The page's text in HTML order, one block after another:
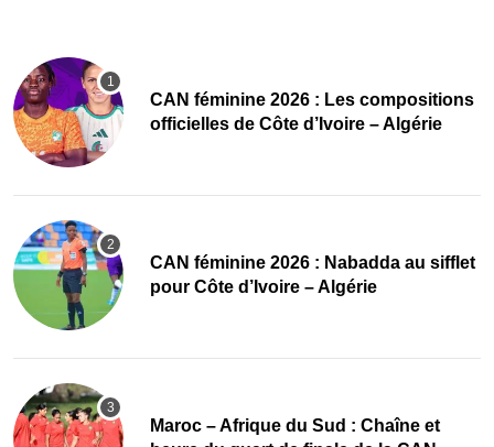
‎CAN féminine 2026 : Les compositions
officielles de Côte d’Ivoire – Algérie
‎CAN féminine 2026 : Nabadda au sifflet
pour Côte d’Ivoire – Algérie
Maroc – Afrique du Sud : Chaîne et